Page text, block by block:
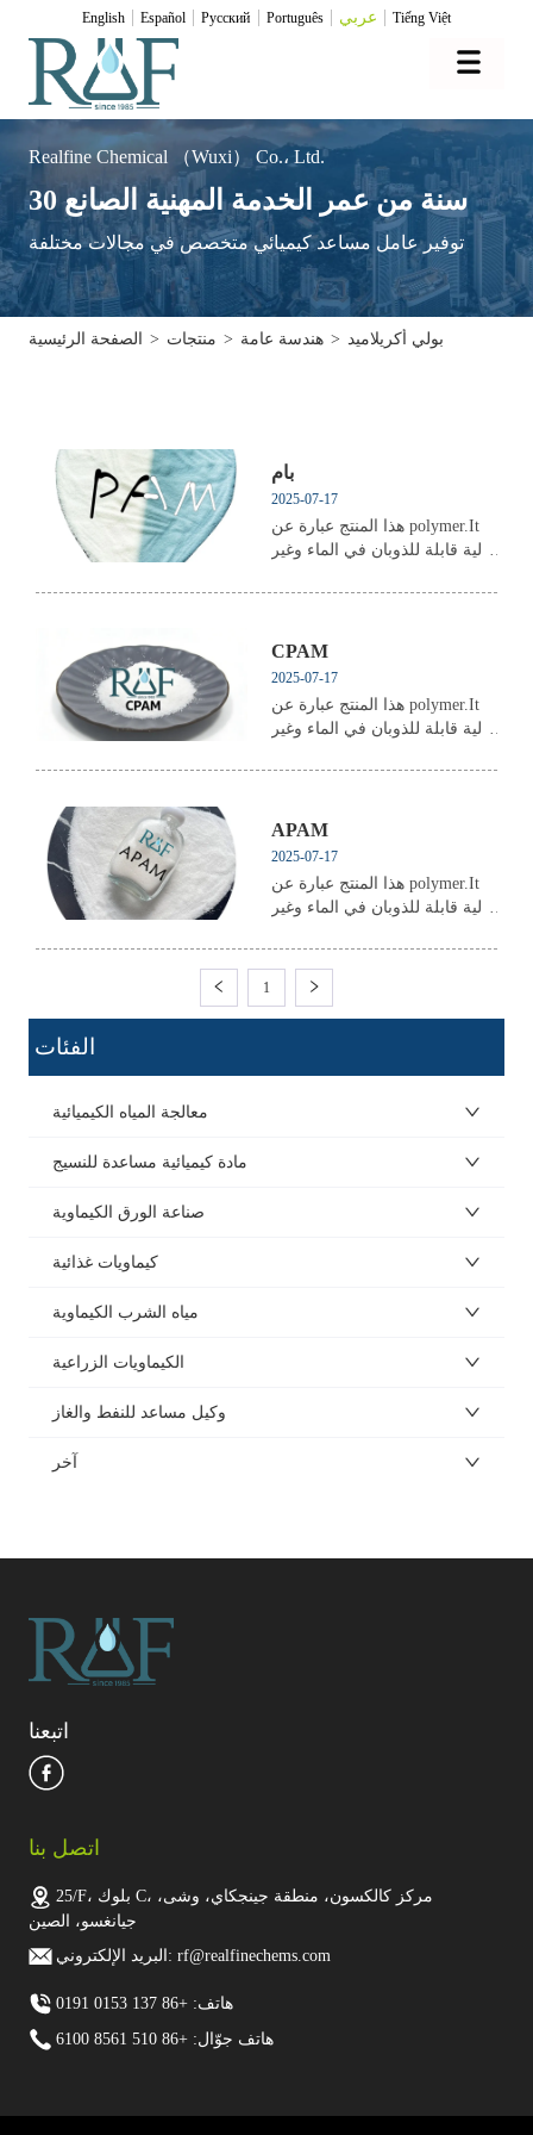
English Español Pусский Português عربي Tiếng Việt
Realfine Chemical （Wuxi） Co.، Ltd.
30 سنة من عمر الخدمة المهنية الصانع
توفير عامل مساعد كيميائي متخصص في مجالات مختلفة
الصفحة الرئيسية > منتجات > هندسة عامة > بولي أكريلاميد
بام
2025-07-17
هذا المنتج عبارة عن polymer.It
عالية قابلة للذوبان في الماء وغير
العضوية ، مع نشاط تلبد جيد ،
CPAM
2025-07-17
هذا المنتج عبارة عن polymer.It
عالية قابلة للذوبان في الماء وغير
العضوية ، مع نشاط تلبد جيد ،
APAM
2025-07-17
هذا المنتج عبارة عن polymer.It
عالية قابلة للذوبان في الماء وغير
العضوية ، مع نشاط تلبد جيد ،
ويمكن أن يقلل من مقاومة
1
ㅤ الفئات
معالجة المياه الكيميائية
مادة كيميائية مساعدة للنسيج
صناعة الورق الكيماوية
كيماويات غذائية
مياه الشرب الكيماوية
الكيماويات الزراعية
وكيل مساعد للنفط والغاز
آخر
اتبعنا
اتصل بنا
25/F، بلوك C، مركز كالكسون، منطقة جينجكاي، وشى،
جيانغسو، الصين
البريد الإلكتروني: rf@realfinechems.com
هاتف: +86 137 0153 0191
هاتف جوّال: +86 510 8561 6100